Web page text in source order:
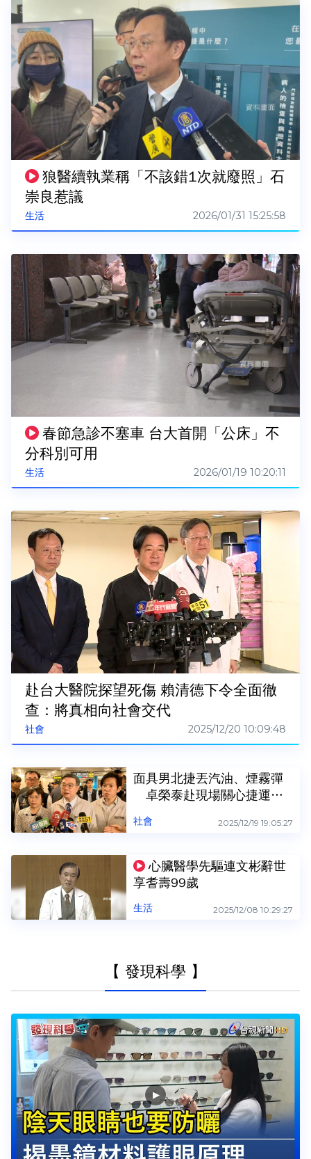
生活
狼醫續執業稱「不該錯1次就廢照」石
崇良惹議
2026/01/31 15:25:58
生活
春節急診不塞車 台大首開「公床」不
分科別可用
2026/01/19 10:20:11
社會
赴台大醫院探望死傷 賴清德下令全面徹
查：將真相向社會交代
2025/12/20 10:09:48
社會
面具男北捷丟汽油、煙霧彈
卓榮泰赴現場關心捷運提
2025/12/19 19:05:27
生活
心臟醫學先驅連文彬辭世
享耆壽99歲
2025/12/08 10:29:27
【 發現科學 】